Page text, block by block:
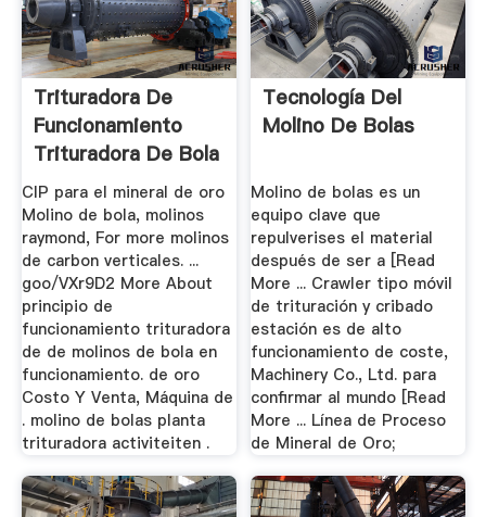
Trituradora De
Funcionamiento
Trituradora De Bola
De Oro ...
CIP para el mineral de oro
Molino de bola, molinos
raymond, For more molinos
de carbon verticales. ...
goo/VXr9D2 More About
principio de
funcionamiento trituradora
de de molinos de bola en
funcionamiento. de oro
Costo Y Venta, Máquina de
. molino de bolas planta
trituradora activiteiten .
Tecnología Del
Molino De Bolas
Molino de bolas es un
equipo clave que
repulverises el material
después de ser a [Read
More ... Crawler tipo móvil
de trituración y cribado
estación es de alto
funcionamiento de coste,
Machinery Co., Ltd. para
confirmar al mundo [Read
More ... Línea de Proceso
de Mineral de Oro;